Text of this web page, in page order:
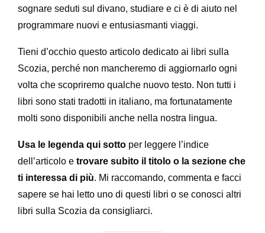
sognare seduti sul divano, studiare e ci è di aiuto nel
programmare nuovi e entusiasmanti viaggi.
Tieni d’occhio questo articolo dedicato ai libri sulla
Scozia, perché non mancheremo di aggiornarlo ogni
volta che scopriremo qualche nuovo testo. Non tutti i
libri sono stati tradotti in italiano, ma fortunatamente
molti sono disponibili anche nella nostra lingua.
Usa le legenda qui sotto per leggere l’indice
dell’articolo e trovare subito il titolo o la sezione che
ti interessa di più. Mi raccomando, commenta e facci
sapere se hai letto uno di questi libri o se conosci altri
libri sulla Scozia da consigliarci.